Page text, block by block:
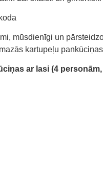
mūsdienīgi un
kartupeļu
ar lasi (4